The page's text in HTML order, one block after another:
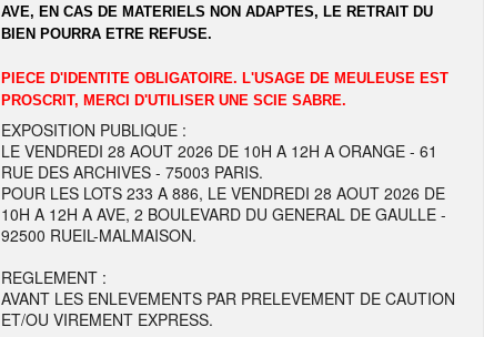
AVE, EN CAS DE MATERIELS NON ADAPTES, LE RETRAIT DU
BIEN POURRA ETRE REFUSE.
PIECE D'IDENTITE OBLIGATOIRE. L'USAGE DE MEULEUSE EST
PROSCRIT, MERCI D'UTILISER UNE SCIE SABRE.
EXPOSITION PUBLIQUE :
LE VENDREDI 28 AOUT 2026 DE 10H A 12H A ORANGE - 61
RUE DES ARCHIVES - 75003 PARIS.
POUR LES LOTS 233 A 886, LE VENDREDI 28 AOUT 2026 DE
10H A 12H A AVE, 2 BOULEVARD DU GENERAL DE GAULLE -
92500 RUEIL-MALMAISON.
REGLEMENT :
AVANT LES ENLEVEMENTS PAR PRELEVEMENT DE CAUTION
ET/OU VIREMENT EXPRESS.